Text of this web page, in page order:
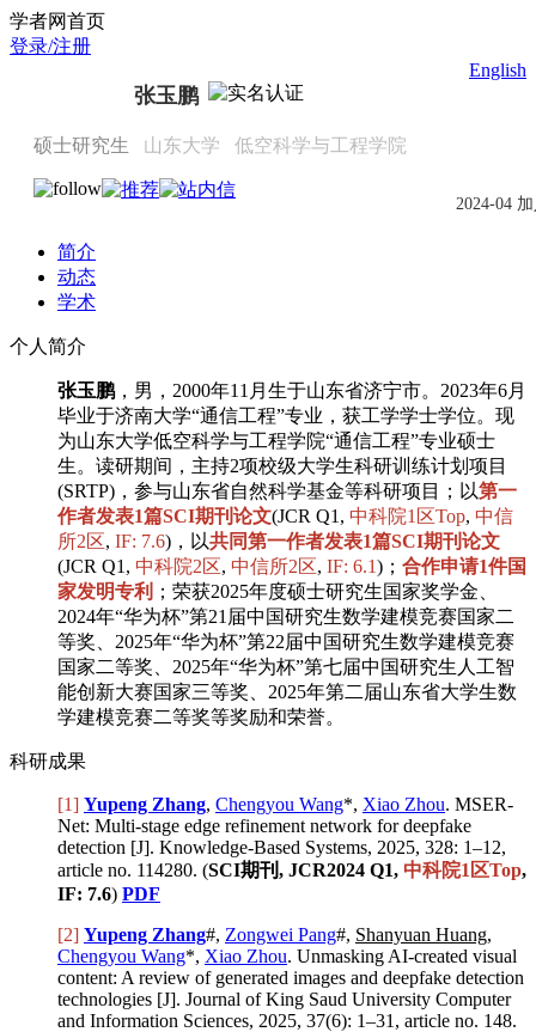
学者网首页
登录/注册
English
张玉鹏
硕士研究生 山东大学 低空科学与工程学院
2024-04
简介
动态
学术
个人简介
张玉鹏，男，2000年11月生于山东省济宁市。2023年6月
毕业于济南大学“通信工程”专业，获工学学士学位。现
为山东大学低空科学与工程学院“通信工程”专业硕士
生。读研期间，主持2项校级大学生科研训练计划项目
(SRTP)，参与山东省自然科学基金等科研项目；以第一
作者发表1篇SCI期刊论文(JCR Q1, 中科院1区Top, 中信
所2区, IF: 7.6)，以共同第一作者发表1篇SCI期刊论文
(JCR Q1, 中科院2区, 中信所2区, IF: 6.1)； 合作申请1件国
家发明专利 ；荣获2025年度硕士研究生国家奖学金、
2024年“华为杯”第21届中国研究生数学建模竞赛国家二
等奖、2025年“华为杯”第22届中国研究生数学建模竞赛
国家二等奖、2025年“华为杯”第七届中国研究生人工智
能创新大赛国家三等奖、2025年第二届山东省大学生数
学建模竞赛二等奖等奖励和荣誉。
科研成果
[1] Yupeng Zhang, Chengyou Wang*, Xiao Zhou. MSER-
Net: Multi-stage edge refinement network for deepfake
detection [J]. Knowledge-Based Systems, 2025, 328: 1–12,
article no. 114280. (SCI期刊, JCR2024 Q1, 中科院1区Top,
IF: 7.6) PDF
[2] Yupeng Zhang#, Zongwei Pang#, Shanyuan Huang,
Chengyou Wang*, Xiao Zhou. Unmasking AI-created visual
content: A review of generated images and deepfake detection
technologies [J]. Journal of King Saud University Computer
and Information Sciences, 2025, 37(6): 1–31, article no. 148.